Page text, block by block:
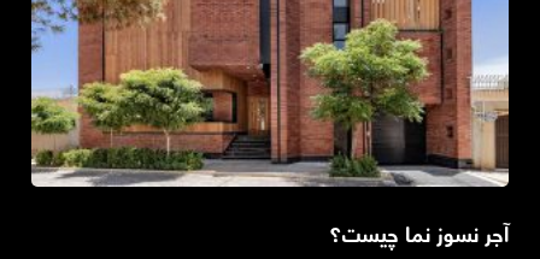
آجر نسوز نما چیست؟